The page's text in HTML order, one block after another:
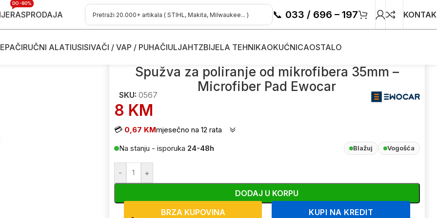
RASPRODAJA
DO -80%
📞 033 / 696 – 197
RUČNI ALATIUSISIVAČI / VAP / PUHAČIULJAHTZBIJELA TEHNIKAOKUĆNICAOSTALO
Spužva za poliranje od mikrofibera 35mm – Microfiber Pad Ewocar
Spužva za poliranje od mikrofibera 35mm –
Microfiber Pad Ewocar
SKU: 0567
8 KM
💳 0,67 KMmjesečno na 12 rata
Na stanju - isporuka 24-48h Blažuj Vogošća
- +
DODAJ U KORPU
BRZA KUPOVINA
KUPI NA KREDIT